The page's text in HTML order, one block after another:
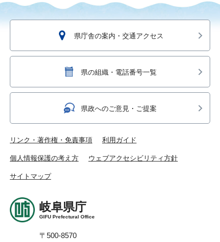
県庁舎の案内・交通アクセス
県の組織・電話番号一覧
県政へのご意見・ご提案
リンク・著作権・免責事項 利用ガイド
個人情報保護の考え方 ウェブアクセシビリティ方針
サイトマップ
岐阜県庁
GIFU Prefectural Office
〒500-8570